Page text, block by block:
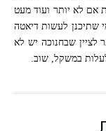
אם לא יותר ועוד מעט
שתיכנן לעשות דיאטה
לציין שבחנוכה יש לא
במשקל, שוב.